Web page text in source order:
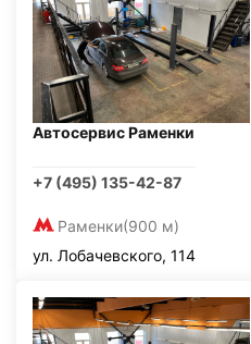
Автосервис Раменки
+7 (495) 135-42-87
Раменки(900 м)
ул. Лобачевского, 114